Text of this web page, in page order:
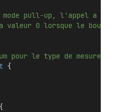
mode pull-up, l'appel a la
valeur 0 lorsque le
pour le type de mesure
{
{